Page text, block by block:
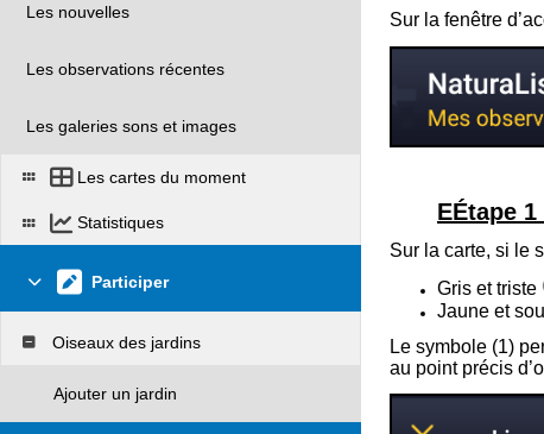
Les nouvelles
Les observations récentes
Les galeries sons et images
Les cartes du moment
Statistiques
Participer
Oiseaux des jardins
Ajouter un jardin
Sur la fenêtre
EÉtape
Sur la carte, si le
Gris et triste
Jaune et
Le symbole (1)
au point précis